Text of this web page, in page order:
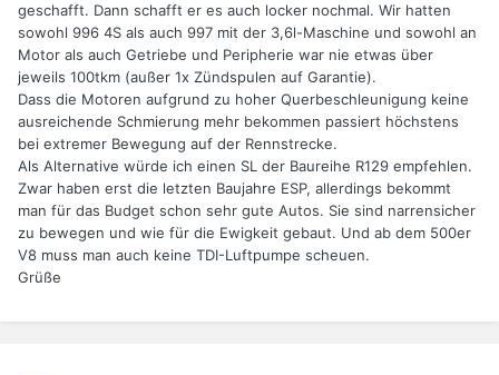
geschafft. Dann schafft er es auch locker nochmal. Wir hatten
sowohl 996 4S als auch 997 mit der 3,6l-Maschine und sowohl an
Motor als auch Getriebe und Peripherie war nie etwas über
jeweils 100tkm (außer 1x Zündspulen auf Garantie).
Dass die Motoren aufgrund zu hoher Querbeschleunigung keine
ausreichende Schmierung mehr bekommen passiert höchstens
bei extremer Bewegung auf der Rennstrecke.
Als Alternative würde ich einen SL der Baureihe R129 empfehlen.
Zwar haben erst die letzten Baujahre ESP, allerdings bekommt
man für das Budget schon sehr gute Autos. Sie sind narrensicher
zu bewegen und wie für die Ewigkeit gebaut. Und ab dem 500er
V8 muss man auch keine TDI-Luftpumpe scheuen.
Grüße